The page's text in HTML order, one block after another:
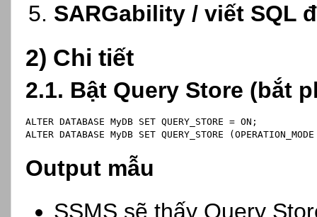
SARGability / viết SQL
2) Chi tiết
2.1. Bật Query Store (bắt
ALTER DATABASE MyDB SET QUERY_STORE = ON ;
ALTER DATABASE MyDB SET QUERY_STORE
Output mẫu
SSMS sẽ thấy Query